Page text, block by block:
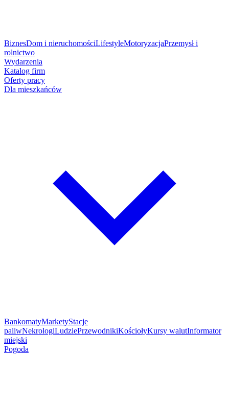
BiznesDom i nieruchomościLifestyleMotoryzacjaPrzemysł i
rolnictwo
Wydarzenia
Katalog firm
Oferty pracy
Dla mieszkańców
BankomatyMarketyStacje
paliwNekrologiLudziePrzewodnikiKościołyKursy walutInformator
miejski
Pogoda